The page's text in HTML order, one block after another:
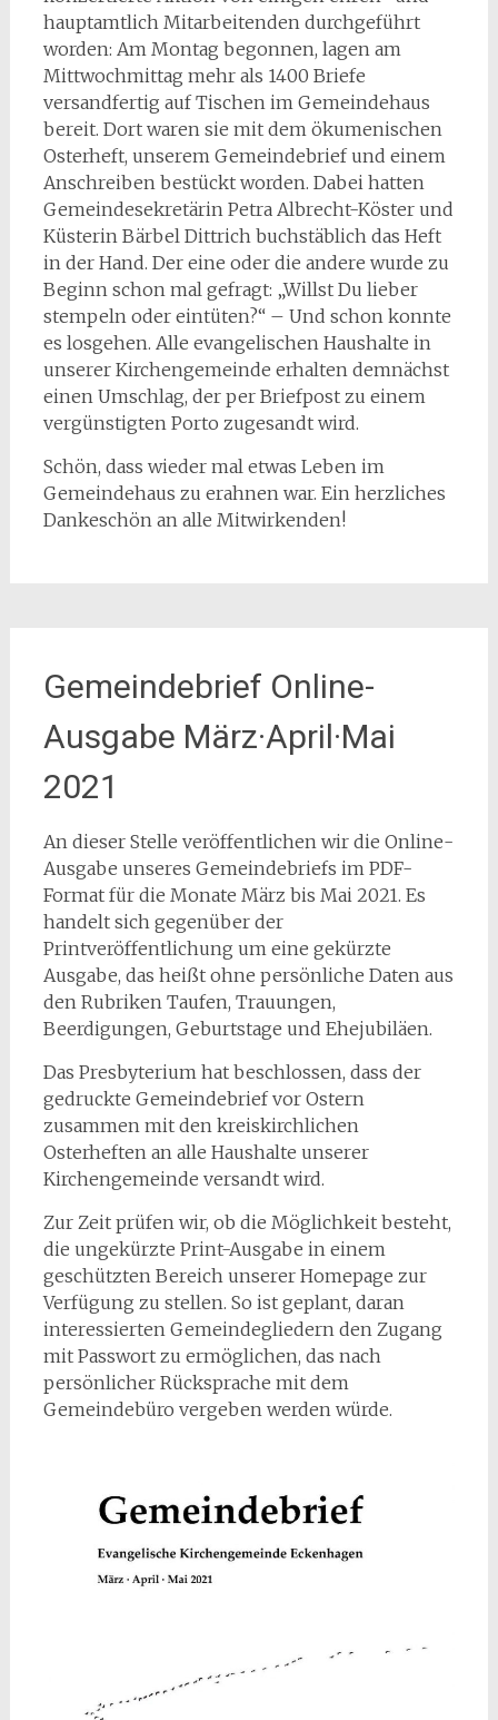
hauptamtlich Mitarbeitenden durchgeführt
worden: Am Montag begonnen, lagen am
Mittwochmittag mehr als 1400 Briefe
versandfertig auf Tischen im Gemeindehaus
bereit. Dort waren sie mit dem ökumenischen
Osterheft, unserem Gemeindebrief und einem
Anschreiben bestückt worden. Dabei hatten
Gemeindesekretärin Petra Albrecht-Köster und
Küsterin Bärbel Dittrich buchstäblich das Heft
in der Hand. Der eine oder die andere wurde zu
Beginn schon mal gefragt: „Willst Du lieber
stempeln oder eintüten?“ – Und schon konnte
es losgehen. Alle evangelischen Haushalte in
unserer Kirchengemeinde erhalten demnächst
einen Umschlag, der per Briefpost zu einem
vergünstigten Porto zugesandt wird.
Schön, dass wieder mal etwas Leben im
Gemeindehaus zu erahnen war. Ein herzliches
Dankeschön an alle Mitwirkenden!
Gemeindebrief Online-
Ausgabe März·April·Mai
2021
An dieser Stelle veröffentlichen wir die Online-
Ausgabe unseres Gemeindebriefs im PDF-
Format für die Monate März bis Mai 2021. Es
handelt sich gegenüber der
Printveröffentlichung um eine gekürzte
Ausgabe, das heißt ohne persönliche Daten aus
den Rubriken Taufen, Trauungen,
Beerdigungen, Geburtstage und Ehejubiläen.
Das Presbyterium hat beschlossen, dass der
gedruckte Gemeindebrief vor Ostern
zusammen mit den kreiskirchlichen
Osterheften an alle Haushalte unserer
Kirchengemeinde versandt wird.
Zur Zeit prüfen wir, ob die Möglichkeit besteht,
die ungekürzte Print-Ausgabe in einem
geschützten Bereich unserer Homepage zur
Verfügung zu stellen. So ist geplant, daran
interessierten Gemeindegliedern den Zugang
mit Passwort zu ermöglichen, das nach
persönlicher Rücksprache mit dem
Gemeindebüro vergeben werden würde.